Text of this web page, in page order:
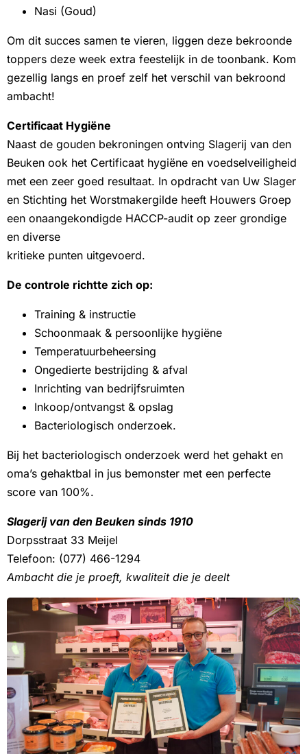
Nasi (Goud)
Om dit succes samen te vieren, liggen deze bekroonde
toppers deze week extra feestelijk in de toonbank. Kom
gezellig langs en proef zelf het verschil van bekroond
ambacht!
Certificaat Hygiëne
Naast de gouden bekroningen ontving Slagerij van den
Beuken ook het Certificaat hygiëne en voedselveiligheid
met een zeer goed resultaat. In opdracht van Uw Slager
en Stichting het Worstmakergilde heeft Houwers Groep
een onaangekondigde HACCP-audit op zeer grondige
en diverse
kritieke punten uitgevoerd.
De controle richtte zich op:
Training & instructie
Schoonmaak & persoonlijke hygiëne
Temperatuurbeheersing
Ongedierte bestrijding & afval
Inrichting van bedrijfsruimten
Inkoop/ontvangst & opslag
Bacteriologisch onderzoek.
Bij het bacteriologisch onderzoek werd het gehakt en
oma’s gehaktbal in jus bemonster met een perfecte
score van 100%.
Slagerij van den Beuken sinds 1910
Dorpsstraat 33 Meijel
Telefoon: (077) 466-1294
Ambacht die je proeft, kwaliteit die je deelt